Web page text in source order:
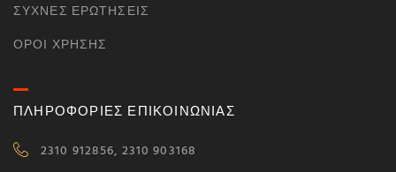
ΣΥΧΝΈΣ ΕΡΩΤΉΣΕΙΣ
ΌΡΟΙ ΧΡΉΣΗΣ
ΠΛΗΡΟΦΟΡΙΕΣ ΕΠΙΚΟΙΝΩΝΙΑΣ
2310 912856, 2310 903168